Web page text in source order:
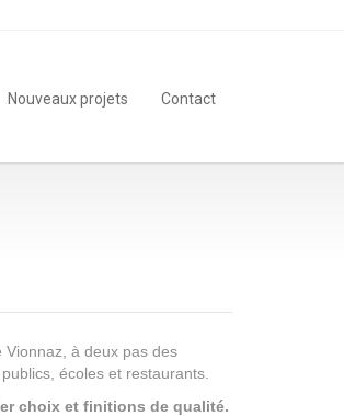
Nouveaux projets Contact
à deux pas des
écoles et restaurants.
choix et finitions de qualité.